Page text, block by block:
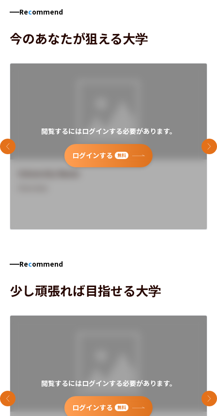
Recommend
今のあなたが狙える大学
閲覧するにはログインする必要があります。
ログインする 無料
前のスライド 次
Recommend
少し頑張れば目指せる大学
閲覧するにはログインする必要があります。
ログインする 無料
前のスライド 次